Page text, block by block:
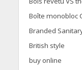
Boîte monobloc
Branded
British style
buy online